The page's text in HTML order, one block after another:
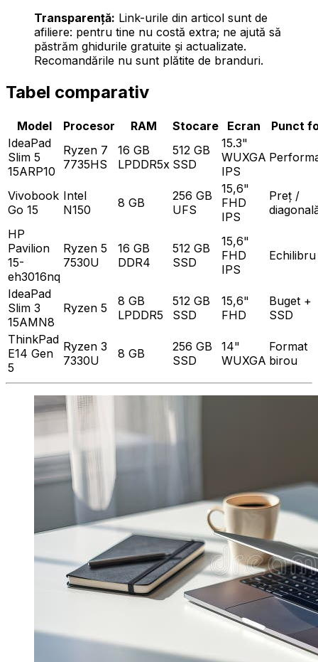
Transparență: Link-urile din articol sunt de
afiliere: pentru tine nu costă extra; ne ajută să
păstrăm ghidurile gratuite și actualizate.
Recomandările nu sunt plătite de branduri.
Tabel comparativ
Model Procesor RAM Stocare Ecran
Punct
IdeaPad
Slim 5
15ARP10
Ryzen 7
7735HS
16 GB
LPDDR5x
512 GB
SSD
15.3"
WUXGA
IPS
Vivobook
Go 15
Intel
N150
8 GB
256 GB
UFS
15,6"
FHD
IPS
Preț /
HP
Pavilion
15-
eh3016nq
Ryzen 5
7530U
16 GB
DDR4
512 GB
SSD
15,6"
FHD
IPS
Echilibru
IdeaPad
Slim 3
15AMN8
Ryzen 5
8 GB
LPDDR5
512 GB
SSD
15,6"
FHD
Buget +
SSD
ThinkPad
E14 Gen
5
Ryzen 3
7330U
8 GB
256 GB
SSD
14"
WUXGA
Format
birou